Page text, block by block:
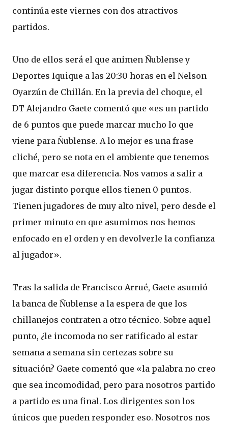
continúa este viernes con dos atractivos
partidos.
Uno de ellos será el que animen Ñublense y
Deportes Iquique a las 20:30 horas en el Nelson
Oyarzún de Chillán. En la previa del choque, el
DT Alejandro Gaete comentó que «es un partido
de 6 puntos que puede marcar mucho lo que
viene para Ñublense. A lo mejor es una frase
cliché, pero se nota en el ambiente que tenemos
que marcar esa diferencia. Nos vamos a salir a
jugar distinto porque ellos tienen 0 puntos.
Tienen jugadores de muy alto nivel, pero desde el
primer minuto en que asumimos nos hemos
enfocado en el orden y en devolverle la confianza
al jugador».
Tras la salida de Francisco Arrué, Gaete asumió
la banca de Ñublense a la espera de que los
chillanejos contraten a otro técnico. Sobre aquel
punto, ¿le incomoda no ser ratificado al estar
semana a semana sin certezas sobre su
situación? Gaete comentó que «la palabra no creo
que sea incomodidad, pero para nosotros partido
a partido es una final. Los dirigentes son los
únicos que pueden responder eso. Nosotros nos